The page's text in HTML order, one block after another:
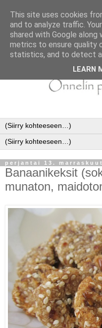
perjantai 13.
Banaanikeksit
munaton,
This site uses cookies
and to analyze traffic.
shared with Google
metrics to ensure quality
statistics, and to detect
LEARN